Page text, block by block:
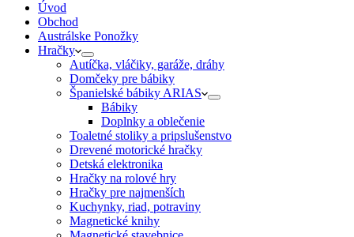
Úvod
Obchod
Austrálske Ponožky
Hračky
Autíčka, vláčiky, garáže, dráhy
Domčeky pre bábiky
Španielské bábiky ARIAS
Bábiky
Doplnky a oblečenie
Toaletné stoliky a pripslušenstvo
Drevené motorické hračky
Detská elektronika
Hračky na rolové hry
Hračky pre najmenších
Kuchynky, riad, potraviny
Magnetické knihy